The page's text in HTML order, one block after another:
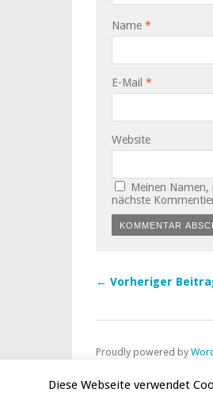
Name *
E-Mail *
Website
Meinen Namen,
nächste
← Vorheriger
Proudly powered by
Diese Webseite verwendet